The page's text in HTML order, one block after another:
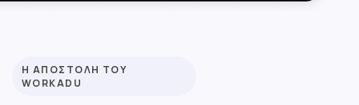
Η ΑΠΟΣΤΟΛΗ ΤΟΥ
WORKADU